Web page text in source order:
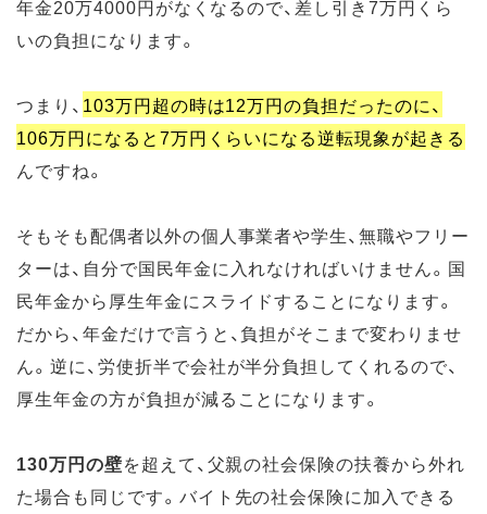
年金20万4000円がなくなるので、差し引き7万円くら
いの負担になります。
つまり、 103万円超の時は12万円の負担だったのに、
106万円になると7万円くらいになる逆転現象が起きる
んですね。
そもそも配偶者以外の個人事業者や学生、無職やフリー
ターは、自分で国民年金に入れなければいけません。国
民年金から厚生年金にスライドすることになります。
だから、年金だけで言うと、負担がそこまで変わりませ
ん。逆に、労使折半で会社が半分負担してくれるので、
厚生年金の方が負担が減ることになります。
130万円の壁を超えて、父親の社会保険の扶養から外れ
た場合も同じです。バイト先の社会保険に加入できる